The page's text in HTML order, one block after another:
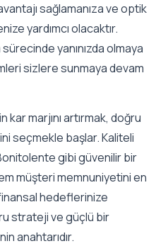
sağlamanıza ve optik
yardımcı olacaktır.
yanınızda olmaya
sizlere sunmaya devam
marjını artırmak, doğru
seçmekle başlar. Kaliteli
gibi güvenilir bir
müşteri memnuniyetini en
hedeflerinize
strateji ve güçlü bir
anahtarıdır.